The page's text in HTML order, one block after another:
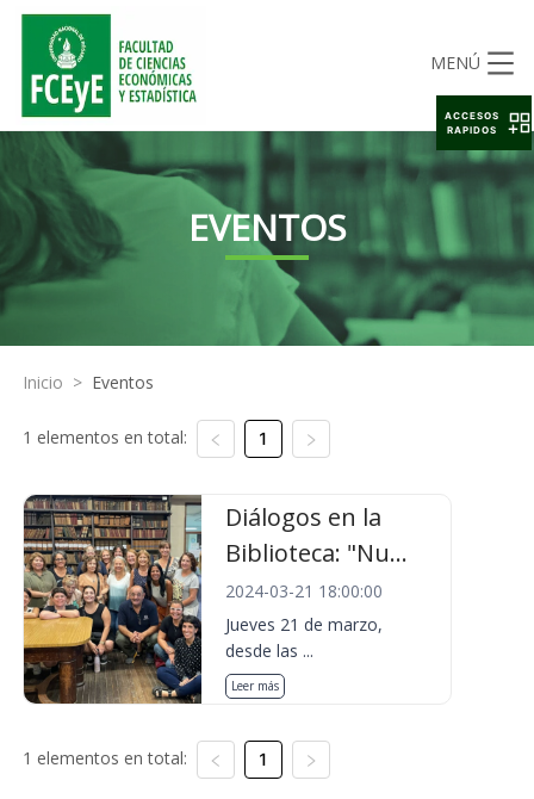
MENÚ
EVENTOS
Inicio > Eventos
1 elementos en total: 1
Diálogos en la
Biblioteca: "Nu...
2024-03-21 18:00:00
Jueves 21 de marzo,
desde las ...
Leer más
1 elementos en total: 1
ACCESOS
RAPIDOS